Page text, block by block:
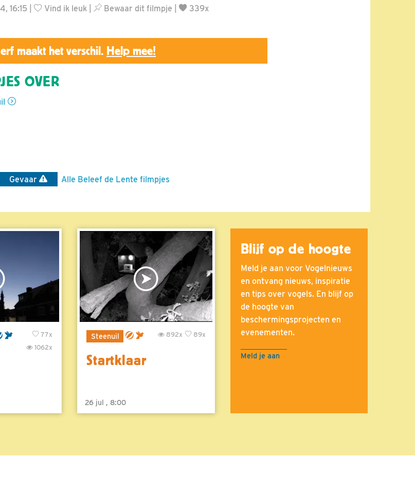
16:15 | Vind ik leuk Bewaar dit filmpje
339x
maakt het verschil. Help mee!
OVER
Gevaar Alle Beleef de Lente filmpjes
77x
1062x
Steenuil 89x
892x
Startklaar
26 jul , 8:00
Blijf op de hoogte
Meld je aan voor Vogelnieuws
en ontvang nieuws, inspiratie
en tips over vogels. En blijf op
de hoogte van
beschermingsprojecten en
evenementen.
Meld je aan